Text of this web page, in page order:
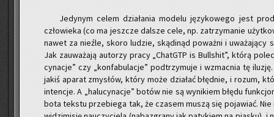
Je­dy­nym celem dzia­ła­nia mo­de­lu ję­zy­ko­we­go jest
czło­wie­ka (co ma jesz­cze dal­sze cele, np. za­trzy­ma­nie
nawet za nie­źle, skoro lu­dzie, ską­d­inąd po­waż­ni i
Jak za­uwa­ża­ją au­to­rzy pracy „ChatGTP is Bul­l­shit”, którą
cy­na­cje” czy „kon­fa­bu­la­cje” pod­trzy­mu­je i wzmac­nia tę
jakiś apa­rat zmy­słów, który może dzia­łać błęd­nie, i rozum,
in­ten­cje. A „ha­lu­cy­na­cje” botów nie są wy­ni­kiem błędu
bota tek­stu prze­bie­ga tak, że cza­sem muszą się po­ja­wiać.